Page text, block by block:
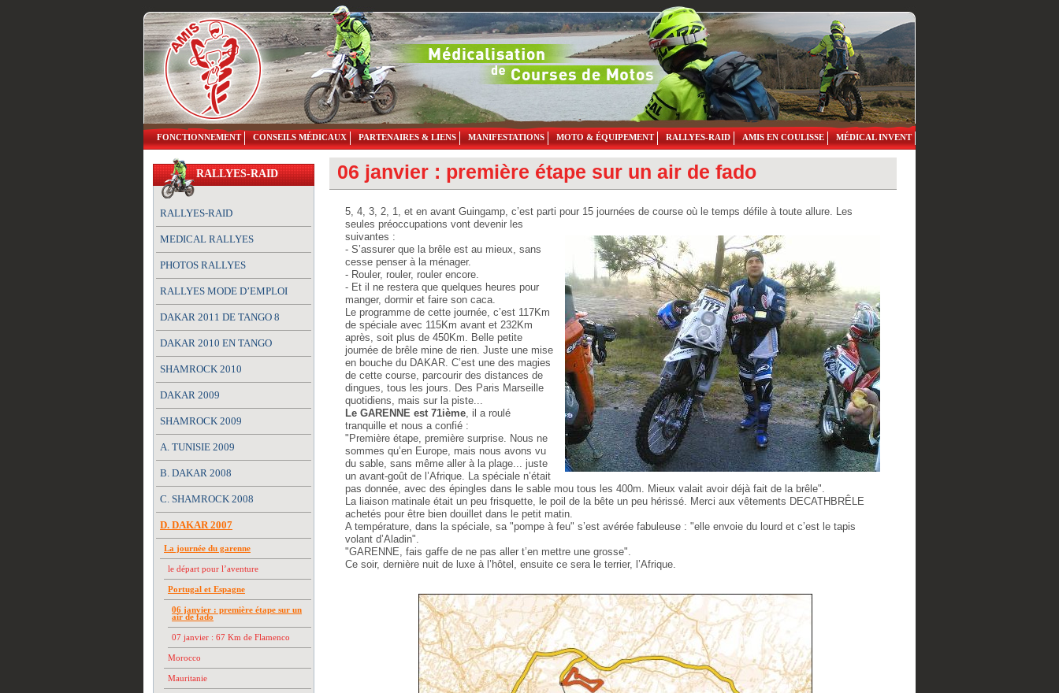
FONCTIONNEMENT CONSEILS MÉDICAUX PARTENAIRES & LIENS MANIFESTATIONS MOTO & ÉQUIPEMENT RALLYES-RAID AMIS EN COULISSE MÉDICAL INVENT
RALLYES-RAID
RALLYES-RAID
MEDICAL RALLYES
PHOTOS RALLYES
RALLYES MODE D’EMPLOI
DAKAR 2011 DE TANGO 8
DAKAR 2010 EN TANGO
SHAMROCK 2010
DAKAR 2009
SHAMROCK 2009
A. TUNISIE 2009
B. DAKAR 2008
C. SHAMROCK 2008
D. DAKAR 2007
La journée du garenne
le départ pour l’aventure
Portugal et Espagne
06 janvier : première étape sur un
air de fado
07 janvier : 67 Km de Flamenco
Morocco
Mauritanie
06 janvier : première étape sur un air de fado
5, 4, 3, 2, 1, et en avant Guingamp, c’est parti pour 15 journées de course où le temps défile à toute allure. Les
seules préoccupations vont devenir les
suivantes :
- S’assurer que la brêle est au mieux, sans
cesse penser à la ménager.
- Rouler, rouler, rouler encore.
- Et il ne restera que quelques heures pour
manger, dormir et faire son caca.
Le programme de cette journée, c’est 117Km
de spéciale avec 115Km avant et 232Km
après, soit plus de 450Km. Belle petite
journée de brêle mine de rien. Juste une mise
en bouche du DAKAR. C’est une des magies
de cette course, parcourir des distances de
dingues, tous les jours. Des Paris Marseille
quotidiens, mais sur la piste...
Le GARENNE est 71ième, il a roulé
tranquille et nous a confié :
"Première étape, première surprise. Nous ne
sommes qu’en Europe, mais nous avons vu
du sable, sans même aller à la plage... juste
un avant-goût de l’Afrique. La spéciale n’était
pas donnée, avec des épingles dans le sable mou tous les 400m. Mieux valait avoir déjà fait de la brêle".
La liaison matinale était un peu frisquette, le poil de la bête un peu hérissé. Merci aux vêtements DECATHBRÊLE
achetés pour être bien douillet dans le petit matin.
A température, dans la spéciale, sa "pompe à feu" s’est avérée fabuleuse : "elle envoie du lourd et c’est le tapis
volant d’Aladin".
"GARENNE, fais gaffe de ne pas aller t’en mettre une grosse".
Ce soir, dernière nuit de luxe à l’hôtel, ensuite ce sera le terrier, l’Afrique.